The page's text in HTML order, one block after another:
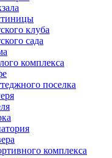
клуба
сада
комплекса
поселка
комплекса